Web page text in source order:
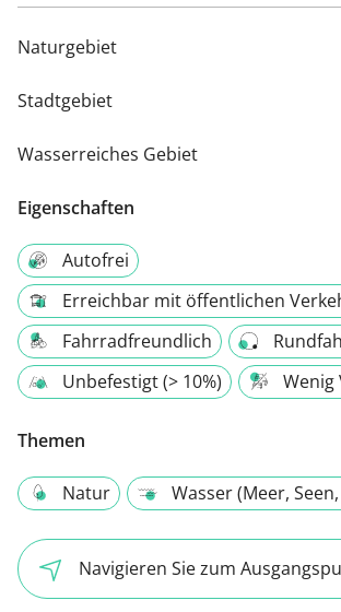
Naturgebiet
Stadtgebiet
Wasserreiches Gebiet
Eigenschaften
Autofrei
Erreichbar mit öffentlichen
Fahrradfreundlich
Unbefestigt (> 10%)
Wenig
Themen
Natur Wasser (Meer,
Navigieren Sie zum